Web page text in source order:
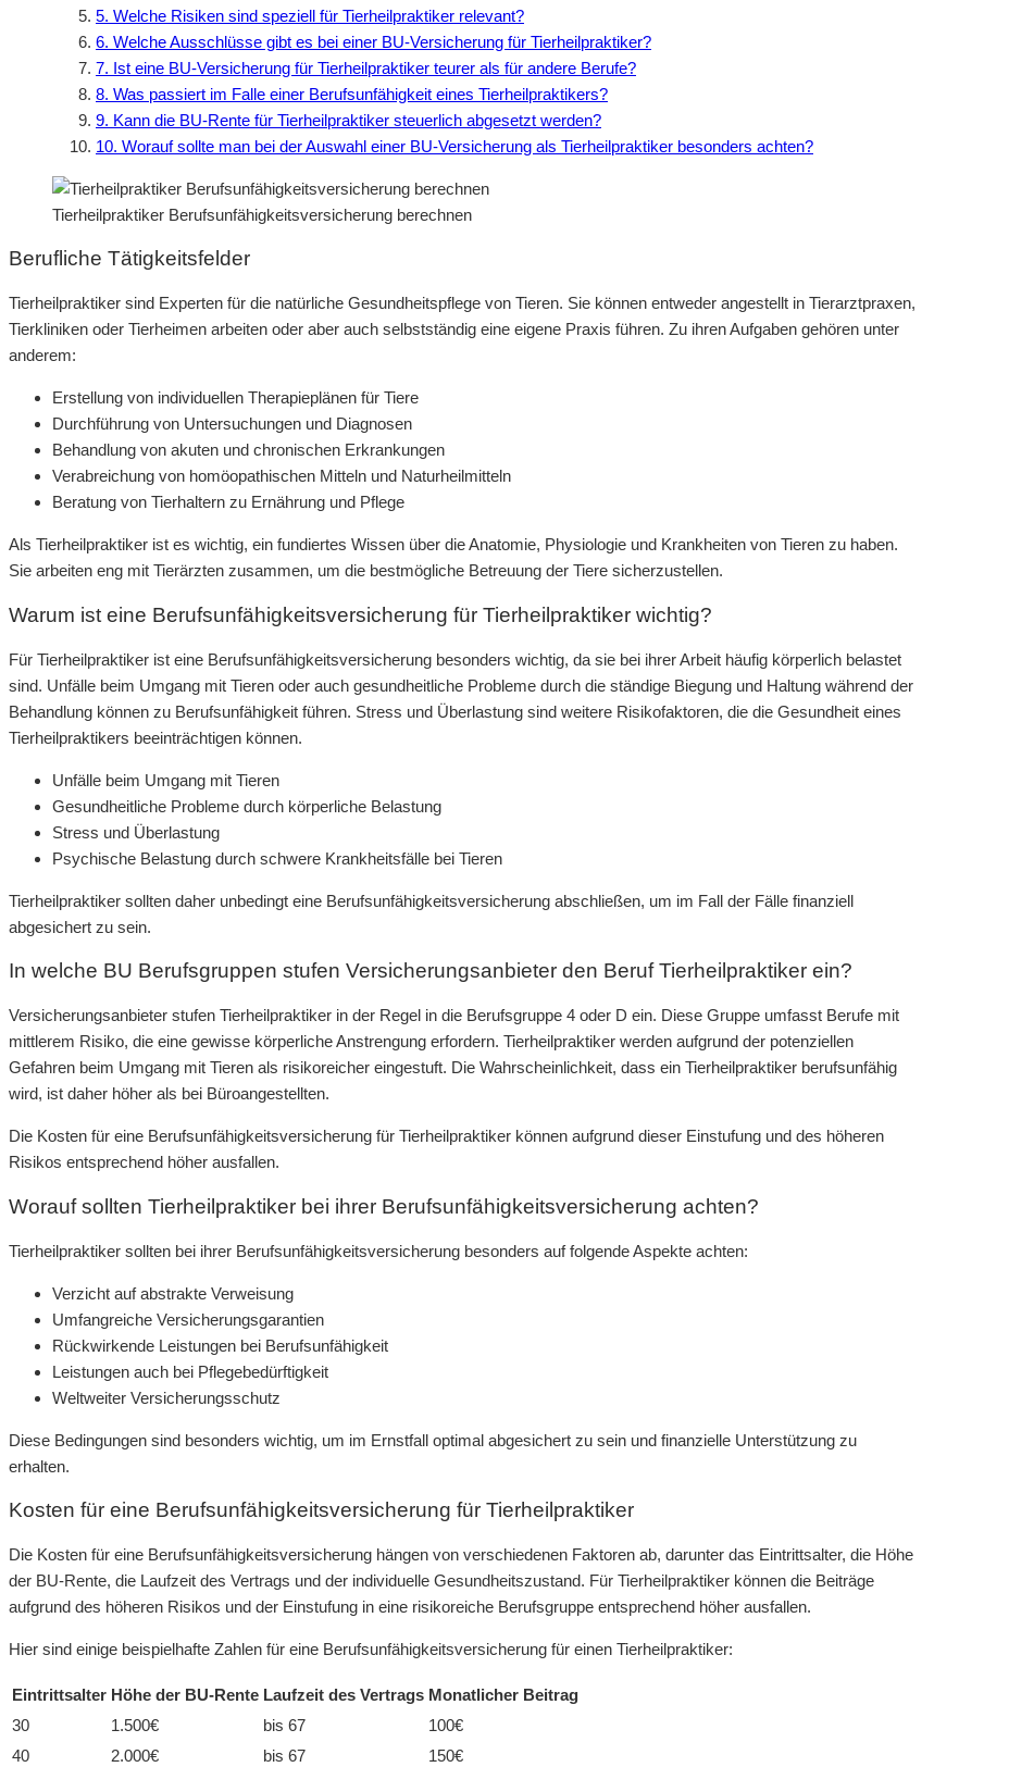
5. Welche Risiken sind speziell für Tierheilpraktiker relevant?
6. Welche Ausschlüsse gibt es bei einer BU-Versicherung für Tierheilpraktiker?
7. Ist eine BU-Versicherung für Tierheilpraktiker teurer als für andere Berufe?
8. Was passiert im Falle einer Berufsunfähigkeit eines Tierheilpraktikers?
9. Kann die BU-Rente für Tierheilpraktiker steuerlich abgesetzt werden?
10. Worauf sollte man bei der Auswahl einer BU-Versicherung als Tierheilpraktiker besonders achten?
Tierheilpraktiker Berufsunfähigkeitsversicherung berechnen
Berufliche Tätigkeitsfelder
Tierheilpraktiker sind Experten für die natürliche Gesundheitspflege von Tieren. Sie können entweder angestellt in Tierarztpraxen,
Tierkliniken oder Tierheimen arbeiten oder aber auch selbstständig eine eigene Praxis führen. Zu ihren Aufgaben gehören unter
anderem:
Erstellung von individuellen Therapieplänen für Tiere
Durchführung von Untersuchungen und Diagnosen
Behandlung von akuten und chronischen Erkrankungen
Verabreichung von homöopathischen Mitteln und Naturheilmitteln
Beratung von Tierhaltern zu Ernährung und Pflege
Als Tierheilpraktiker ist es wichtig, ein fundiertes Wissen über die Anatomie, Physiologie und Krankheiten von Tieren zu haben.
Sie arbeiten eng mit Tierärzten zusammen, um die bestmögliche Betreuung der Tiere sicherzustellen.
Warum ist eine Berufsunfähigkeitsversicherung für Tierheilpraktiker wichtig?
Für Tierheilpraktiker ist eine Berufsunfähigkeitsversicherung besonders wichtig, da sie bei ihrer Arbeit häufig körperlich belastet
sind. Unfälle beim Umgang mit Tieren oder auch gesundheitliche Probleme durch die ständige Biegung und Haltung während der
Behandlung können zu Berufsunfähigkeit führen. Stress und Überlastung sind weitere Risikofaktoren, die die Gesundheit eines
Tierheilpraktikers beeinträchtigen können.
Unfälle beim Umgang mit Tieren
Gesundheitliche Probleme durch körperliche Belastung
Stress und Überlastung
Psychische Belastung durch schwere Krankheitsfälle bei Tieren
Tierheilpraktiker sollten daher unbedingt eine Berufsunfähigkeitsversicherung abschließen, um im Fall der Fälle finanziell
abgesichert zu sein.
In welche BU Berufsgruppen stufen Versicherungsanbieter den Beruf Tierheilpraktiker ein?
Versicherungsanbieter stufen Tierheilpraktiker in der Regel in die Berufsgruppe 4 oder D ein. Diese Gruppe umfasst Berufe mit
mittlerem Risiko, die eine gewisse körperliche Anstrengung erfordern. Tierheilpraktiker werden aufgrund der potenziellen
Gefahren beim Umgang mit Tieren als risikoreicher eingestuft. Die Wahrscheinlichkeit, dass ein Tierheilpraktiker berufsunfähig
wird, ist daher höher als bei Büroangestellten.
Die Kosten für eine Berufsunfähigkeitsversicherung für Tierheilpraktiker können aufgrund dieser Einstufung und des höheren
Risikos entsprechend höher ausfallen.
Worauf sollten Tierheilpraktiker bei ihrer Berufsunfähigkeitsversicherung achten?
Tierheilpraktiker sollten bei ihrer Berufsunfähigkeitsversicherung besonders auf folgende Aspekte achten:
Verzicht auf abstrakte Verweisung
Umfangreiche Versicherungsgarantien
Rückwirkende Leistungen bei Berufsunfähigkeit
Leistungen auch bei Pflegebedürftigkeit
Weltweiter Versicherungsschutz
Diese Bedingungen sind besonders wichtig, um im Ernstfall optimal abgesichert zu sein und finanzielle Unterstützung zu
erhalten.
Kosten für eine Berufsunfähigkeitsversicherung für Tierheilpraktiker
Die Kosten für eine Berufsunfähigkeitsversicherung hängen von verschiedenen Faktoren ab, darunter das Eintrittsalter, die Höhe
der BU-Rente, die Laufzeit des Vertrags und der individuelle Gesundheitszustand. Für Tierheilpraktiker können die Beiträge
aufgrund des höheren Risikos und der Einstufung in eine risikoreiche Berufsgruppe entsprechend höher ausfallen.
Hier sind einige beispielhafte Zahlen für eine Berufsunfähigkeitsversicherung für einen Tierheilpraktiker:
Eintrittsalter Höhe der BU-Rente Laufzeit des Vertrags Monatlicher Beitrag
30
1.500€ bis 67
100€
40
2.000€ bis 67
150€